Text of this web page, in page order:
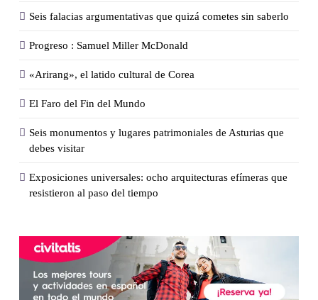
Seis falacias argumentativas que quizá cometes sin saberlo
Progreso : Samuel Miller McDonald
«Arirang», el latido cultural de Corea
El Faro del Fin del Mundo
Seis monumentos y lugares patrimoniales de Asturias que
debes visitar
Exposiciones universales: ocho arquitecturas efímeras que
resistieron al paso del tiempo